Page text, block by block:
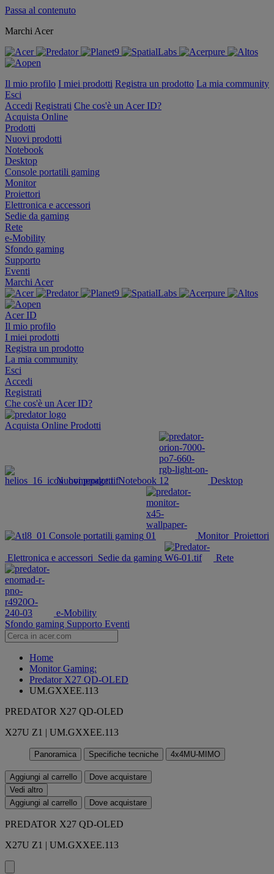
Passa al contenuto
Marchi Acer
Il mio profilo I miei prodotti Registra un prodotto La mia community
Esci
Accedi Registrati Che cos'è un Acer ID?
Acquista Online
Prodotti
Nuovi prodotti
Notebook
Desktop
Console portatili gaming
Monitor
Proiettori
Elettronica e accessori
Sedie da gaming
Rete
e-Mobility
Sfondo gaming
Supporto
Eventi
Marchi Acer
Acer ID
Il mio profilo
I miei prodotti
Registra un prodotto
La mia community
Esci
Accedi
Registrati
Che cos'è un Acer ID?
Acquista Online Prodotti
Nuovi prodotti Notebook Desktop
Console portatili gaming Monitor Proiettori
Elettronica e accessori Sedie da gaming Rete
e-Mobility
Sfondo gaming Supporto Eventi
Home
Monitor Gaming:
Predator X27 QD-OLED
UM.GXXEE.113
PREDATOR X27 QD-OLED
X27U Z1 | UM.GXXEE.113
Panoramica Specifiche tecniche 4x4MU-MIMO
Aggiungi al carrello
Dove acquistare
Vedi altro
Aggiungi al carrello
Dove acquistare
PREDATOR X27 QD-OLED
X27U Z1 | UM.GXXEE.113